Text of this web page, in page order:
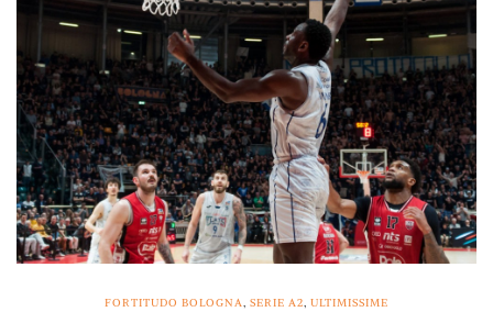
FORTITUDO BOLOGNA, SERIE A2, ULTIMISSIME